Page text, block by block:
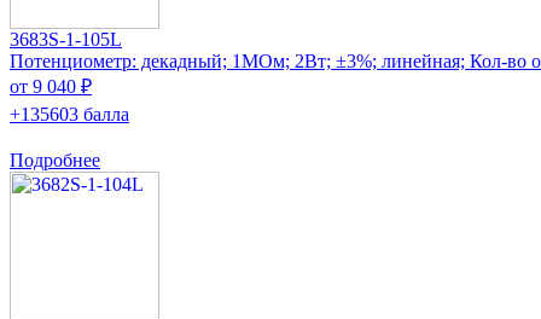
3683S-1-105L
Потенциометр: декадный; 1МОм; 2Вт; ±3%; линейная; Кол-во
от 9 040 ₽
+135603 балла
Подробнее